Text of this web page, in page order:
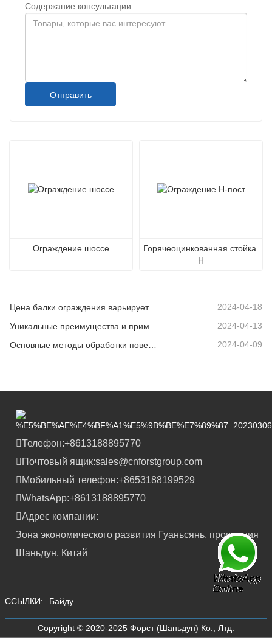
Содержание консультации
Отправить
Ограждение шоссе
Горячеоцинкованная стойка
H
Цена балки ограждения варьируется в зависимости от различных факторов. 2024-04-18
2024-04-13
Основные методы обработки поверхности балки ограждения 2024-04-09
Телефон:+8613188895770
Почтовый ящик:sales@cnforstgroup.com
Мобильный телефон:+8653188199529
WhatsApp:+8613188895770
Адрес компании:
Зона экономического развития Гуаньсянь, провинция
Шаньдун, Китай
ССЫЛКИ: Байду
Copyright © 2020-2025 Форст (Шаньдун) Ко., Лтд.